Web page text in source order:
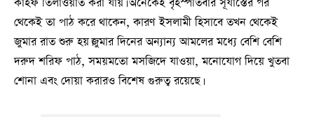
কাহফ তিলাওয়াত করা যায়। অনেকেই বৃহস্পতিবার সূর্যাস্তের পর
থেকেই তা পাঠ করে থাকেন, কারণ ইসলামী হিসাবে তখন থেকেই
জুমার রাত শুরু হয়।জুমার দিনের অন্যান্য আমলের মধ্যে বেশি বেশি
দরুদ শরিফ পাঠ, সময়মতো মসজিদে যাওয়া, মনোযোগ দিয়ে খুতবা
শোনা এবং দোয়া করারও বিশেষ গুরুত্ব রয়েছে।